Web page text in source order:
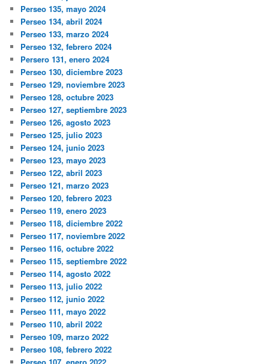
Perseo 135, mayo 2024
Perseo 134, abril 2024
Perseo 133, marzo 2024
Perseo 132, febrero 2024
Persero 131, enero 2024
Perseo 130, diciembre 2023
Perseo 129, noviembre 2023
Perseo 128, octubre 2023
Perseo 127, septiembre 2023
Perseo 126, agosto 2023
Perseo 125, julio 2023
Perseo 124, junio 2023
Perseo 123, mayo 2023
Perseo 122, abril 2023
Perseo 121, marzo 2023
Perseo 120, febrero 2023
Perseo 119, enero 2023
Perseo 118, diciembre 2022
Perseo 117, noviembre 2022
Perseo 116, octubre 2022
Perseo 115, septiembre 2022
Perseo 114, agosto 2022
Perseo 113, julio 2022
Perseo 112, junio 2022
Perseo 111, mayo 2022
Perseo 110, abril 2022
Perseo 109, marzo 2022
Perseo 108, febrero 2022